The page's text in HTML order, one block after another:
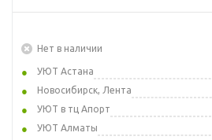
Нет в наличии
УЮТ Астана
Новосибирск, Лента
УЮТ в тц Апорт
УЮТ Алматы